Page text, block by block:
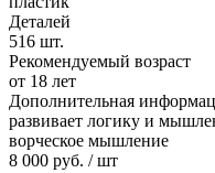
Деталей
516 шт.
Рекомендуемый возраст
от 18 лет
Дополнительная
развивает логику и
ворческое мышление
8 000 руб. / шт